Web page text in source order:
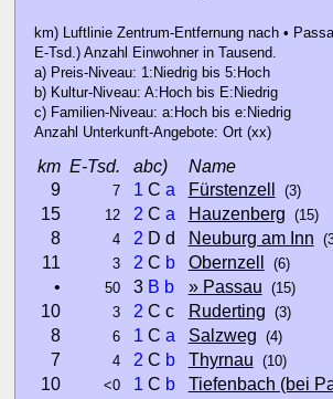
km) Luftlinie Zentrum-Entfernung nach •
E-Tsd.) Anzahl Einwohner in Tausend.
a) Preis-Niveau: 1:Niedrig bis 5:Hoch
b) Kultur-Niveau: A:Hoch bis E:Niedrig
c) Familien-Niveau: a:Hoch bis e:Niedrig
Anzahl Unterkunft-Angebote: Ort (xx)
km E-Tsd. abc)
Name
9
7 1 C a Fürstenzell (3)
15 12 2 C a Hauzenberg (15)
8 4 2 D d Neuburg am Inn
11 3 2 C b Obernzell (6)
• 50 3 B b » Passau (15)
10 3 2 C c Ruderting (3)
8 6 1 C a Salzweg (4)
7 4 2 C b Thyrnau (10)
10 <0 1 C b Tiefenbach (bei